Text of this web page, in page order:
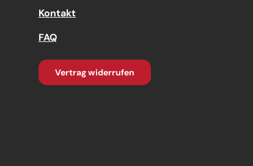
Kontakt
FAQ
Vertrag widerrufen